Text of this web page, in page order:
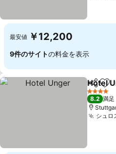
最安値 ￥12,200
9件のサイトの料金を表示
シェアお
Hotel
4 ホテルの
8.2 満足
シュロ